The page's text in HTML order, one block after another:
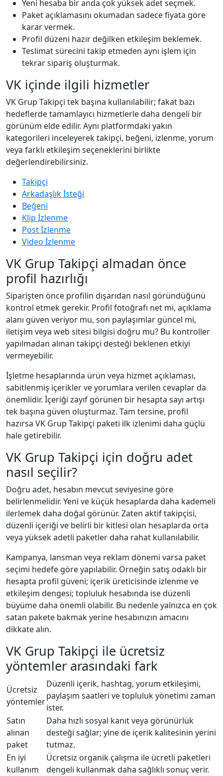
Yeni hesaba bir anda çok yüksek adet seçmek.
Paket açıklamasını okumadan sadece fiyata göre
karar vermek.
Profil düzeni hazır değilken etkileşim beklemek.
Teslimat sürecini takip etmeden aynı işlem için
tekrar sipariş oluşturmak.
VK içinde ilgili hizmetler
VK Grup Takipçi tek başına kullanılabilir; fakat bazı
hedeflerde tamamlayıcı hizmetlerle daha dengeli bir
görünüm elde edilir. Aynı platformdaki yakın
kategorileri inceleyerek takipçi, beğeni, izlenme, yorum
veya farklı etkileşim seçeneklerini birlikte
değerlendirebilirsiniz.
Takipçi
Arkadaşlık İsteği
Beğeni
Klip İzlenme
Post İzlenme
Video İzlenme
VK Grup Takipçi almadan önce
profil hazırlığı
Siparişten önce profilin dışarıdan nasıl göründüğünü
kontrol etmek gerekir. Profil fotoğrafı net mi, açıklama
alanı güven veriyor mu, son paylaşımlar güncel mi,
iletişim veya web sitesi bilgisi doğru mu? Bu kontroller
yapılmadan alınan takipçi desteği beklenen etkiyi
vermeyebilir.
İşletme hesaplarında ürün veya hizmet açıklaması,
sabitlenmiş içerikler ve yorumlara verilen cevaplar da
önemlidir. İçeriği zayıf görünen bir hesapta sayı artışı
tek başına güven oluşturmaz. Tam tersine, profil
hazırsa VK Grup Takipçi paketi ilk izlenimi daha güçlü
hale getirebilir.
VK Grup Takipçi için doğru adet
nasıl seçilir?
Doğru adet, hesabın mevcut seviyesine göre
belirlenmelidir. Yeni ve küçük hesaplarda daha kademeli
ilerlemek daha doğal görünür. Zaten aktif takipçisi,
düzenli içeriği ve belirli bir kitlesi olan hesaplarda orta
veya yüksek adetli paketler daha rahat kullanılabilir.
Kampanya, lansman veya reklam dönemi varsa paket
seçimi hedefe göre yapılabilir. Örneğin satış odaklı bir
hesapta profil güveni; içerik üreticisinde izlenme ve
etkileşim dengesi; topluluk hesabında ise düzenli
büyüme daha önemli olabilir. Bu nedenle yalnızca en çok
satan pakete bakmak yerine hesabınızın amacını
dikkate alın.
VK Grup Takipçi ile ücretsiz
yöntemler arasındaki fark
Ücretsiz
yöntemler
Düzenli içerik, hashtag, yorum etkileşimi,
paylaşım saatleri ve topluluk yönetimi zaman
ister.
Satın
alınan
paket
Daha hızlı sosyal kanıt veya görünürlük
desteği sağlar; yine de içerik kalitesinin yerini
tutmaz.
En iyi
kullanım
Ücretsiz organik çalışma ile ücretli paketleri
dengeli kullanmak daha sağlıklı sonuç verir.